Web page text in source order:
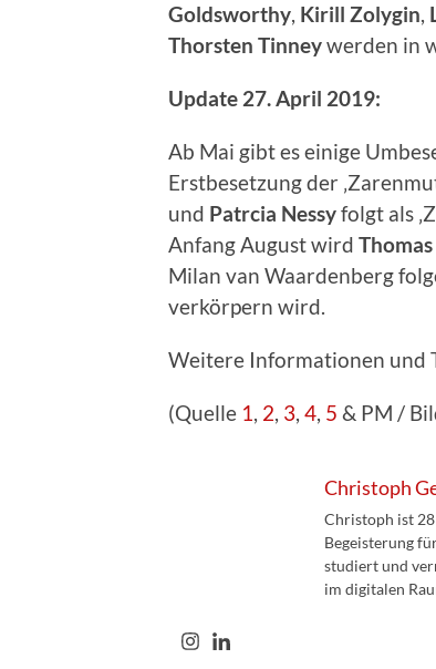
Goldsworthy, Kirill Zolygin,
Thorsten Tinneywerden in
Update 27. April 2019:
Ab Mai gibt es einige
Erstbesetzung der
und Patrcia Nessyfolgt als
Anfang August wird
Milan van Waardenberg
verkörpern wird.
Weitere Informationen und
(Quelle 1, 2, 3, 4, 5 & PM /
Christoph
Christoph ist 28
Begeisterung
studiert und
im digitalen